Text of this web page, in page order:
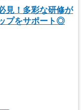
見！多彩な研修が
プをサポート◎